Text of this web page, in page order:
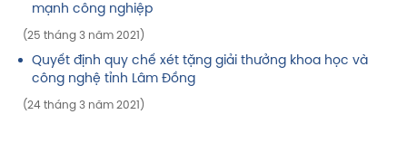
mạnh công nghiệp
(25 tháng 3 năm 2021)
Quyết định quy chế xét tặng giải thưởng khoa học và
công nghệ tỉnh Lâm Đồng
(24 tháng 3 năm 2021)